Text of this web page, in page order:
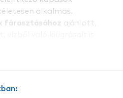
alkalmas.
fárasztásához ajánlott,
népszerű termékről